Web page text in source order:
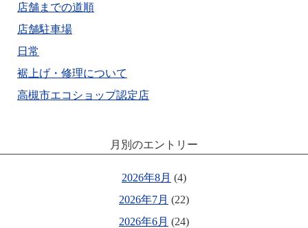
店舗までの道順
店舗駐車場
日常
裾上げ・修理について
高槻市エコショップ認定店
月別のエントリー
2026年8月 (4)
2026年7月 (22)
2026年6月 (24)